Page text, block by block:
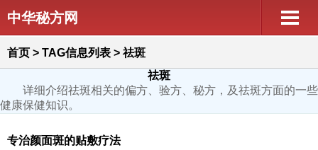
中华秘方网
首页 > TAG信息列表 > 祛斑
祛斑
详细介绍祛斑相关的偏方、验方、秘方，及祛斑方面的一些
健康保健知识。
专治颜面斑的贴敷疗法